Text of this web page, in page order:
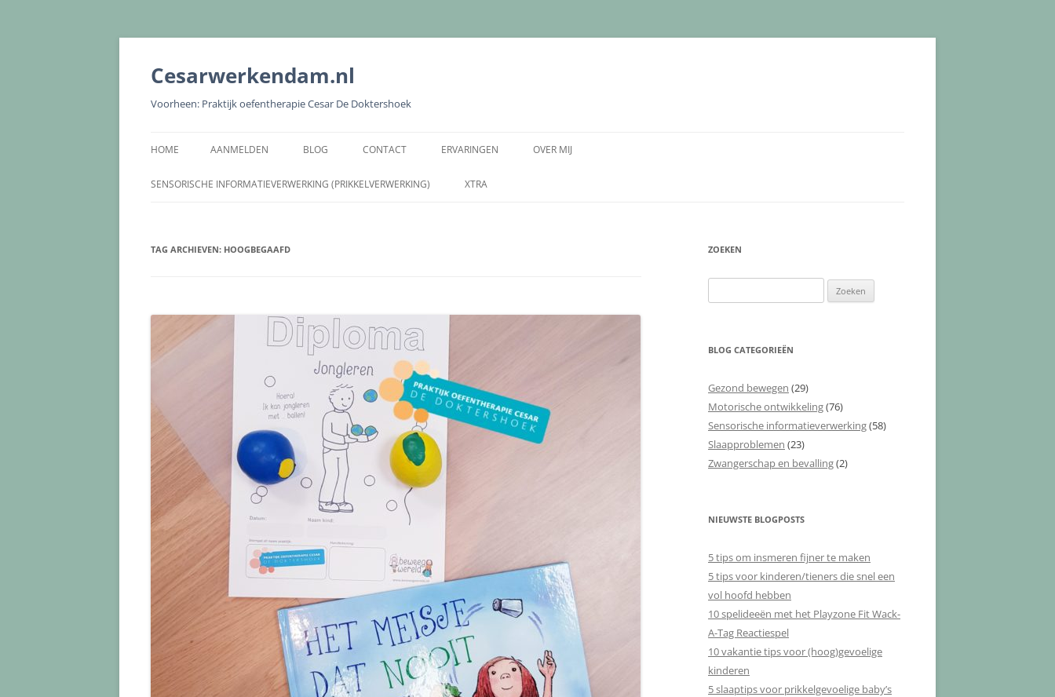
Cesarwerkendam.nl
Voorheen: Praktijk oefentherapie Cesar De Doktershoek
naar
HOME AANMELDEN BLOG CONTACT ERVARINGEN OVER MIJ
SENSORISCHE INFORMATIEVERWERKING (PRIKKELVERWERKING) XTRA
TAG ARCHIEVEN: HOOGBEGAAFD ZOEKEN
naar:
BLOG CATEGORIEËN
Gezond bewegen (29)
Motorische ontwikkeling(76)
Sensorische informatieverwerking(58)
Slaapproblemen (23)
Zwangerschap en bevalling(2)
NIEUWSTE BLOGPOSTS
5 tips om insmeren fijner te maken
5 tips voor kinderen/tieners die snel een
vol hoofd hebben
10 spelideeën met het Playzone Fit Wack-
A-Tag Reactiespel
10 vakantie tips voor (hoog)gevoelige
kinderen
5 slaaptips voor prikkelgevoelige baby’s